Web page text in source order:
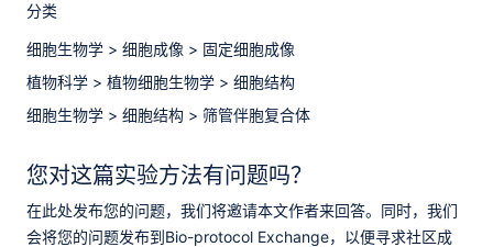
分类
细胞生物学 > 细胞成像 > 固定细胞成像
植物科学 > 植物细胞生物学 > 细胞结构
细胞生物学 > 细胞结构 > 筛管伴胞复合体
您对这篇实验方法有问题吗？
在此处发布您的问题，我们将邀请本文作者来回答。同时，我们
会将您的问题发布到Bio-protocol Exchange，以便寻求社区成